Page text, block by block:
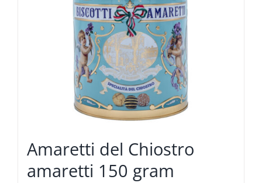
Amaretti del Chiostro
amaretti 150 gram